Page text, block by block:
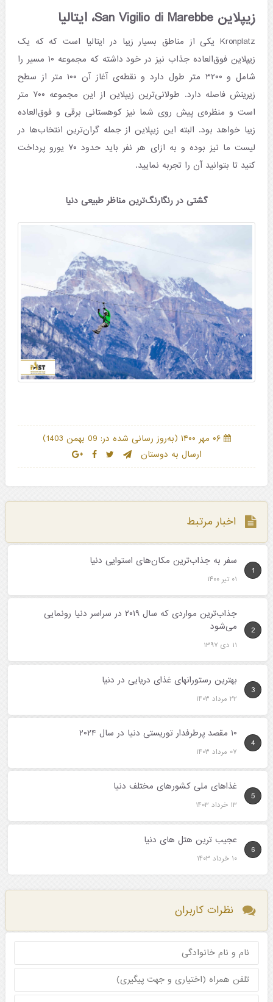
زیپلاین San Vigilio di Marebbe، ایتالیا
Kronplatz یکی از مناطق بسیار زیبا در ایتالیا است که که یک
زیپلاین فوق‌العاده جذاب نیز در خود داشته که مجموعه ۱۰ مسیر را
شامل و ۳۲۰۰ متر طول دارد و نقطه‌ی آغاز آن ۱۰۰ متر از سطح
زیرینش فاصله دارد. طولانی‌ترین زیپلاین از این مجموعه ۷۰۰ متر
است و منظره‌ی پیش روی شما نیز کوهستانی برقی و فوق‌‌العاده
زیبا خواهد بود. البته این زیپلاین از جمله گران‌ترین انتخاب‌ها در
لیست ما نیز بوده و به ازای هر نفر باید حدود ۷۰ یورو پرداخت
کنید تا بتوانید آن‌ را تجربه نمایید.
گشتی در رنگارنگ‌ترین مناظر طبیعی دنیا
۰۶ مهر ۱۴۰۰ (به‌روز رسانی شده در: 09 بهمن 1403
)
ارسال به دوستان
اخبار مرتبط
1
سفر به جذاب‌ترین مکان‌های استوایی دنیا
۰۱ تیر ۱۴۰۰
2
جذاب‌ترین مواردی که سال ۲۰۱۹ در سراسر دنیا رونمایی
می‌شود
۱۱ دی ۱۳۹۷
3
بهترین رستورانهای غذای دریایی در دنیا
۲۲ مرداد ۱۴۰۳
4
۱۰ مقصد پرطرفدار توریستی دنیا در سال ۲۰۲۴
۰۷ مرداد ۱۴۰۳
5
غذاهای ملی کشورهای مختلف دنیا
۱۳ خرداد ۱۴۰۳
6
عجیب ترین هتل های دنیا
۱۰ خرداد ۱۴۰۳
نظرات کاربران